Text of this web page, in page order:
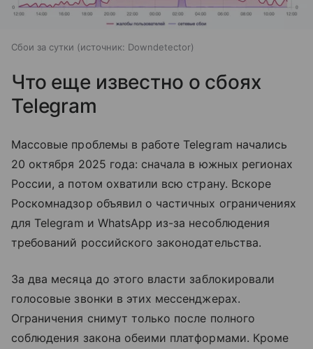
Сбои за сутки источник: Downdetector
Что еще известно о сбоях
Telegram
Массовые проблемы в работе Telegram начались
20 октября 2025 года: сначала в южных регионах
России, а потом охватили всю страну. Вскоре
Роскомнадзор объявил о частичных ограничениях
для Telegram и WhatsApp из-за несоблюдения
требований российского законодательства.
За два месяца до этого власти заблокировали
голосовые звонки в этих мессенджерах.
Ограничения снимут только после полного
соблюдения закона обеими платформами. Кроме